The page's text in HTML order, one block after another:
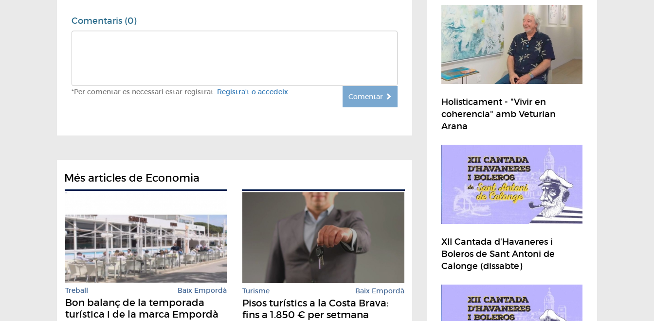
Comentaris (0)
*Per comentar es necessari estar registrat. Registra't o accedeix
Comentar
Més articles de Economia
Treball Baix Empordà
Bon balanç de la temporada
turística i de la marca Empordà
Turisme Baix Empordà
Pisos turístics a la Costa Brava:
fins a 1.850 € per setmana
Holisticament - "Vivir en
coherencia" amb Veturian
Arana
XII Cantada d'Havaneres i
Boleros de Sant Antoni de
Calonge (dissabte)